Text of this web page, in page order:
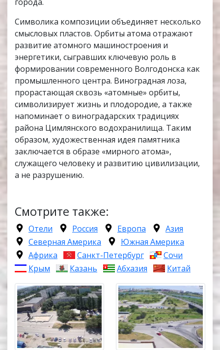
города.
Символика композиции объединяет несколько
смысловых пластов. Орбиты атома отражают
развитие атомного машиностроения и
энергетики, сыгравших ключевую роль в
формировании современного Волгодонска как
промышленного центра. Виноградная лоза,
прорастающая сквозь «атомные» орбиты,
символизирует жизнь и плодородие, а также
напоминает о виноградарских традициях
района Цимлянского водохранилища. Таким
образом, художественная идея памятника
заключается в образе «мирного атома»,
служащего человеку и развитию цивилизации,
а не разрушению.
Смотрите также:
Отели Россия Европа
Азия
Северная Америка
Южная Америка
Африка
Санкт-Петербург
Сочи
Крым
Казань Абхазия Китай